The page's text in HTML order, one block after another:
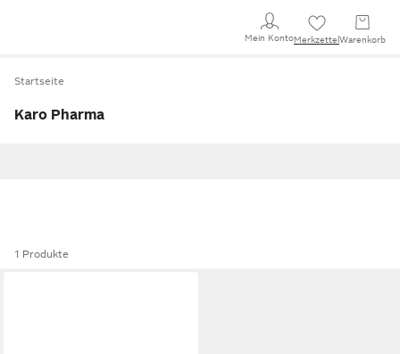
Mein KontoMerkzettel Warenkorb
Startseite
Karo Pharma
1 Produkte